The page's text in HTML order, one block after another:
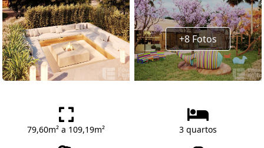
+8 Fotos
79,60m² a 109,19m² 3 quartos